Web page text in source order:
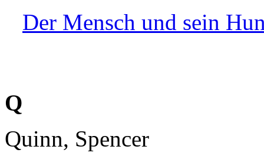
Der Mensch und sein
Q
Quinn, Spencer